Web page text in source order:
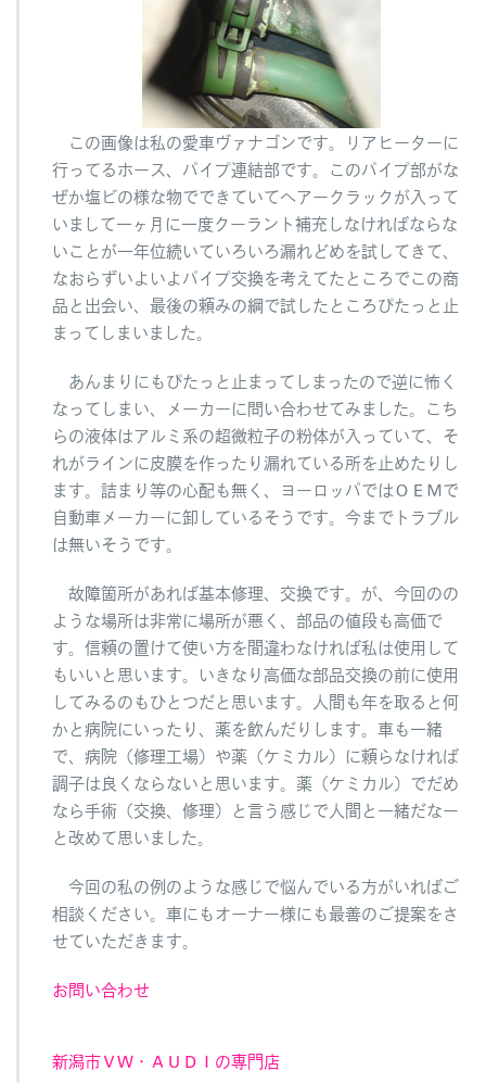
この画像は私の愛車ヴァナゴンです。リアヒーターに
行ってるホース、パイプ連結部です。このパイプ部がな
ぜか塩ビの様な物でできていてヘアークラックが入って
いまして一ヶ月に一度クーラント補充しなければならな
いことが一年位続いていろいろ漏れどめを試してきて、
なおらずいよいよパイプ交換を考えてたところでこの商
品と出会い、最後の頼みの綱で試したところぴたっと止
まってしまいました。
あんまりにもぴたっと止まってしまったので逆に怖く
なってしまい、メーカーに問い合わせてみました。こち
らの液体はアルミ系の超微粒子の粉体が入っていて、そ
れがラインに皮膜を作ったり漏れている所を止めたりし
ます。詰まり等の心配も無く、ヨーロッパではＯＥＭで
自動車メーカーに卸しているそうです。今までトラブル
は無いそうです。
故障箇所があれば基本修理、交換です。が、今回のの
ような場所は非常に場所が悪く、部品の値段も高価で
す。信頼の置けて使い方を間違わなければ私は使用して
もいいと思います。いきなり高価な部品交換の前に使用
してみるのもひとつだと思います。人間も年を取ると何
かと病院にいったり、薬を飲んだりします。車も一緒
で、病院（修理工場）や薬（ケミカル）に頼らなければ
調子は良くならないと思います。薬（ケミカル）でだめ
なら手術（交換、修理）と言う感じで人間と一緒だなー
と改めて思いました。
今回の私の例のような感じで悩んでいる方がいればご
相談ください。車にもオーナー様にも最善のご提案をさ
せていただきます。
お問い合わせ
新潟市ＶＷ・ＡＵＤＩの専門店